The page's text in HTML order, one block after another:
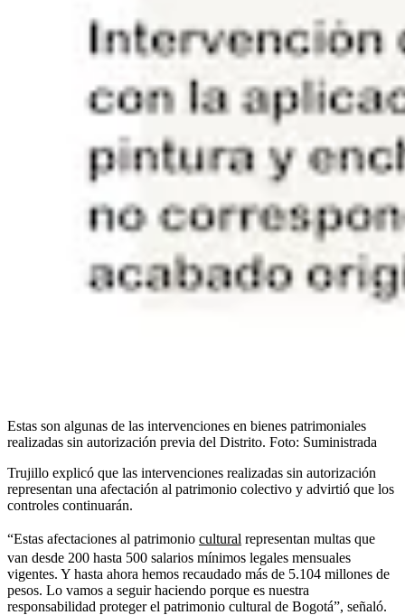
Estas son algunas de las intervenciones en bienes patrimoniales
realizadas sin autorización previa del Distrito. Foto: Suministrada
Trujillo explicó que las intervenciones realizadas sin autorización
representan una afectación al patrimonio colectivo y advirtió que los
controles continuarán.
“Estas afectaciones al patrimonio cultural representan multas que
van desde 200 hasta 500 salarios mínimos legales mensuales
vigentes. Y hasta ahora hemos recaudado más de 5.104 millones de
pesos. Lo vamos a seguir haciendo porque es nuestra
responsabilidad proteger el patrimonio cultural de Bogotá”, señaló.